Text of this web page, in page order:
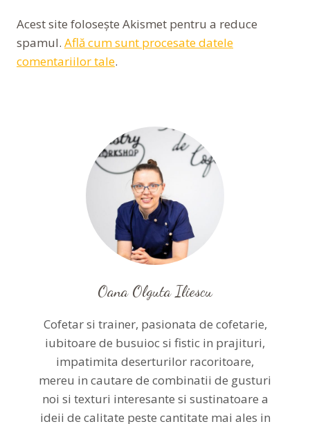
Acest site folosește Akismet pentru a reduce
spamul. Află cum sunt procesate datele
comentariilor tale.
Oana Olguta Iliescu
Cofetar si trainer, pasionata de cofetarie,
iubitoare de busuioc si fistic in prajituri,
impatimita deserturilor racoritoare,
mereu in cautare de combinatii de gusturi
noi si texturi interesante si sustinatoare a
ideii de calitate peste cantitate mai ales in